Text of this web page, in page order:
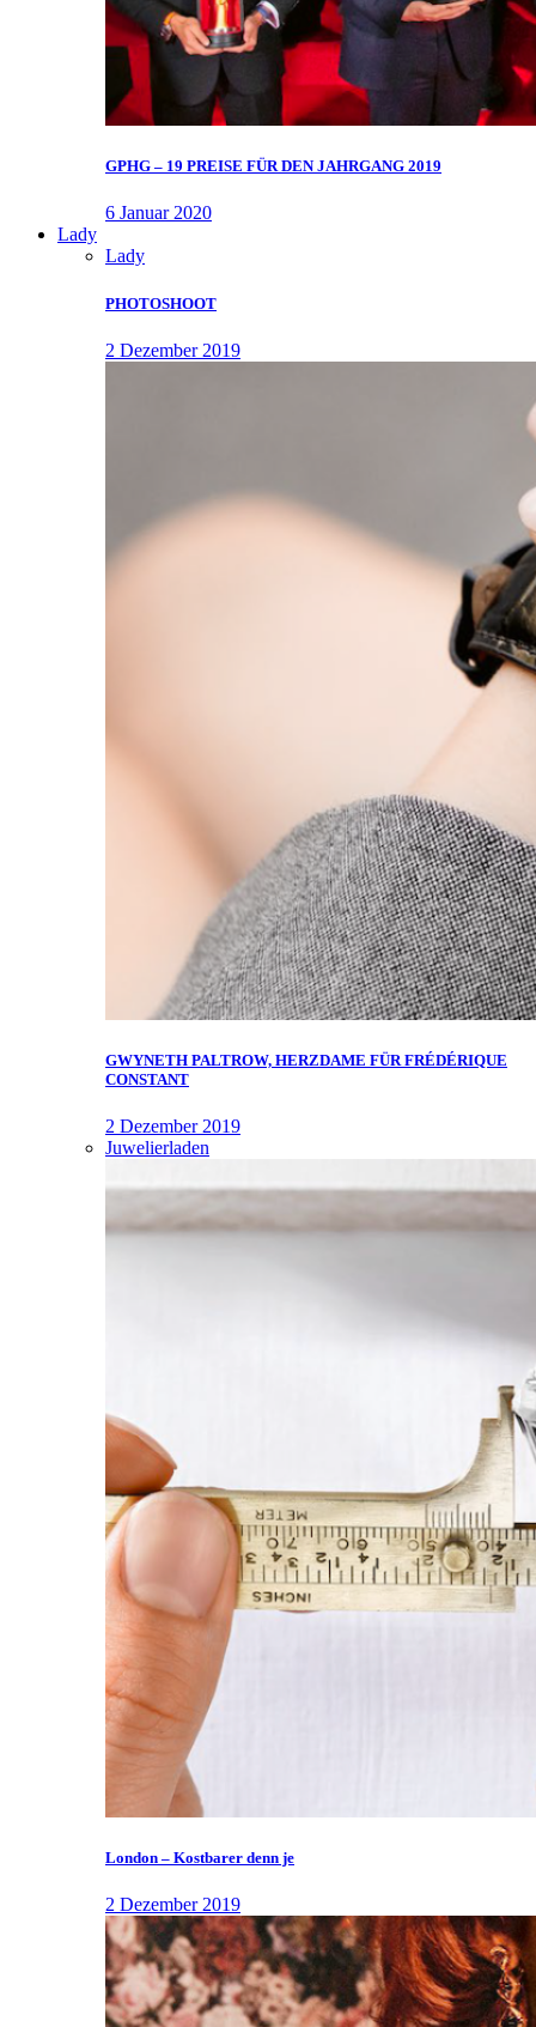
GPHG – 19 PREISE FÜR DEN JAHRGANG 2019
6 Januar 2020
Lady
Lady
PHOTOSHOOT
2 Dezember 2019
GWYNETH PALTROW, HERZDAME FÜR FRÉDÉRIQUE
CONSTANT
2 Dezember 2019
Juwelierladen
London – Kostbarer denn je
2 Dezember 2019